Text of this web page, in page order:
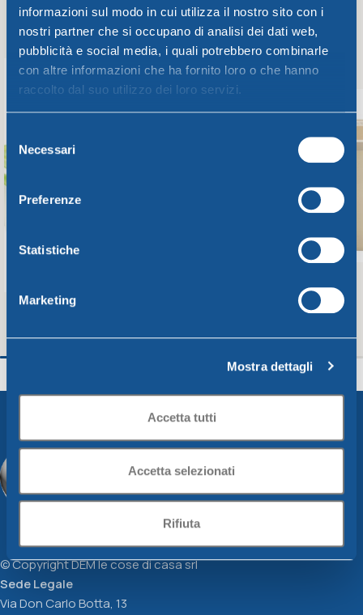
informazioni sul modo in cui utilizza il nostro sito con i
nostri partner che si occupano di analisi dei dati web,
pubblicità e social media, i quali potrebbero combinarle
con altre informazioni che ha fornito loro o che hanno
raccolto dal suo utilizzo dei loro servizi.
del
consenso
Necessari
Preferenze
Statistiche
Marketing
Mostra dettagli
Accetta tutti
Accetta selezionati
Rifiuta
13,18€
cm28xh25,
5,56€
© Copyright DEM le cose di casa srl
Sede Legale
Via Don Carlo Botta, 13